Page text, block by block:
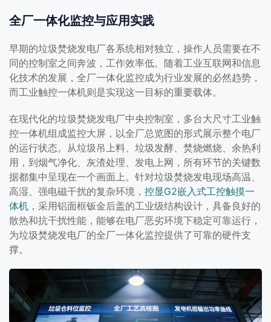
全厂一体化监控与应用实践
早期的垃圾焚烧发电厂各系统相对独立，操作人员需要在不
同的控制室之间奔波，工作效率低。随着工业互联网和信息
化技术的发展，全厂一体化监控成为行业发展的必然趋势，
而工业触控一体机则是实现这一目标的重要载体。
在现代化的垃圾焚烧发电厂中央控制室，多台大尺寸工业触
控一体机组成监控大屏，以全厂总览图的形式展示整个电厂
的运行状态。从垃圾吊上料、垃圾发酵、焚烧燃烧、余热利
用，到烟气净化、灰渣处理、发电上网，所有环节的关键数
据都集中呈现在一个画面上。针对垃圾焚烧发电现场高温、
高湿、强电磁干扰的复杂环境， 控显G2嵌入式工控触摸一
体机 ，采用铝面框钣金后盖的工业级结构设计，具备良好的
散热和抗干扰性能，能够在电厂恶劣环境下稳定可靠运行，
为垃圾焚烧发电厂的全厂一体化监控提供了可靠的硬件支
撑。